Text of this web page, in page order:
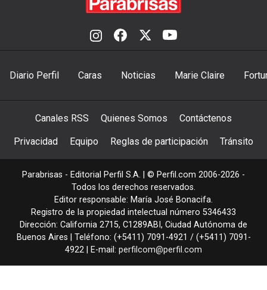
Diario Perfil Caras Noticias Marie Claire
Canales RSS Quienes Somos Contáctenos
Privacidad Equipo Reglas de participación Tránsito
Parabrisas - Editorial Perfil S.A. | © Perfil.com 2006-2026 -
Todos los derechos reservados.
Editor responsable: María José Bonacifa.
Registro de la propiedad intelectual número 5346433
Dirección: California 2715, C1289ABI , Ciudad Autónoma de
Buenos Aires | Teléfono: (+5411) 7091-4921 / (+5411) 7091-
4922 | E-mail: perfilcom@perfil.com